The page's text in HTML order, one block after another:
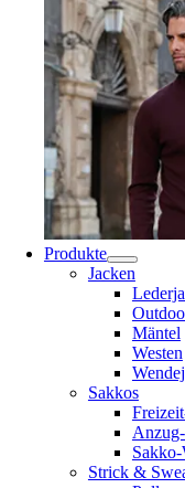
Produkte
Jacken
Mäntel
Westen
Sakkos
Sakko-
Strick &